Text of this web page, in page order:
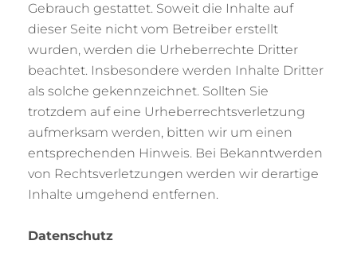
Gebrauch gestattet. Soweit die Inhalte auf
dieser Seite nicht vom Betreiber erstellt
wurden, werden die Urheberrechte Dritter
beachtet. Insbesondere werden Inhalte Dritter
als solche gekennzeichnet. Sollten Sie
trotzdem auf eine Urheberrechtsverletzung
aufmerksam werden, bitten wir um einen
entsprechenden Hinweis. Bei Bekanntwerden
von Rechtsverletzungen werden wir derartige
Inhalte umgehend entfernen.
Datenschutz